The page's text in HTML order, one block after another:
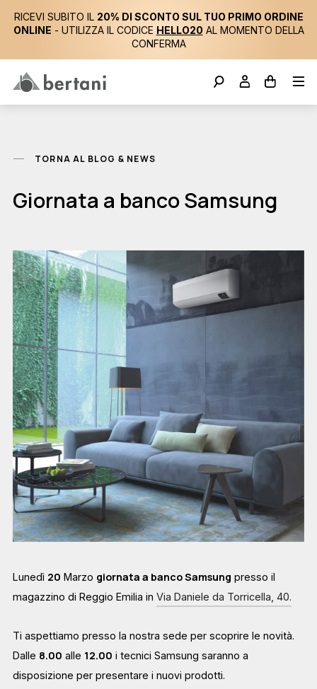
RICEVI SUBITO IL 20% DI SCONTO SUL TUO PRIMO ORDINE
ONLINE - UTILIZZA IL CODICE HELLO20 AL MOMENTO DELLA
CONFERMA
TORNA AL BLOG & NEWS
Giornata a banco Samsung
Lunedì 20 Marzo giornata a banco Samsung presso il
magazzino di Reggio Emilia in Via Daniele da Torricella, 40.
Ti aspettiamo presso la nostra sede per scoprire le novità.
Dalle 8.00 alle 12.00 i tecnici Samsung saranno a
disposizione per presentare i nuovi prodotti.